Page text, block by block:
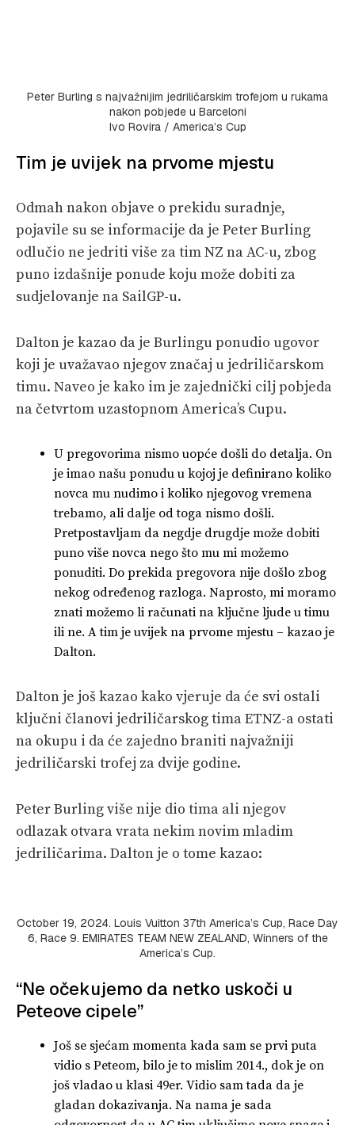
Peter Burling s najvažnijim jedriličarskim trofejom u rukama
nakon pobjede u Barceloni
Ivo Rovira / America’s Cup
Tim je uvijek na prvome mjestu
Odmah nakon objave o prekidu suradnje,
pojavile su se informacije da je Peter Burling
odlučio ne jedriti više za tim NZ na AC-u, zbog
puno izdašnije ponude koju može dobiti za
sudjelovanje na SailGP-u.
Dalton je kazao da je Burlingu ponudio ugovor
koji je uvažavao njegov značaj u jedriličarskom
timu. Naveo je kako im je zajednički cilj pobjeda
na četvrtom uzastopnom America’s Cupu.
U pregovorima nismo uopće došli do detalja. On
je imao našu ponudu u kojoj je definirano koliko
novca mu nudimo i koliko njegovog vremena
trebamo, ali dalje od toga nismo došli.
Pretpostavljam da negdje drugdje može dobiti
puno više novca nego što mu mi možemo
ponuditi. Do prekida pregovora nije došlo zbog
nekog određenog razloga. Naprosto, mi moramo
znati možemo li računati na ključne ljude u timu
ili ne. A tim je uvijek na prvome mjestu – kazao je
Dalton.
Dalton je još kazao kako vjeruje da će svi ostali
ključni članovi jedriličarskog tima ETNZ-a ostati
na okupu i da će zajedno braniti najvažniji
jedriličarski trofej za dvije godine.
Peter Burling više nije dio tima ali njegov
odlazak otvara vrata nekim novim mladim
jedriličarima. Dalton je o tome kazao:
October 19, 2024. Louis Vuitton 37th America’s Cup, Race Day
6, Race 9. EMIRATES TEAM NEW ZEALAND, Winners of the
America’s Cup.
“Ne očekujemo da netko uskoči u
Peteove cipele”
Još se sjećam momenta kada sam se prvi puta
vidio s Peteom, bilo je to mislim 2014., dok je on
još vladao u klasi 49er. Vidio sam tada da je
gladan dokazivanja. Na nama je sada